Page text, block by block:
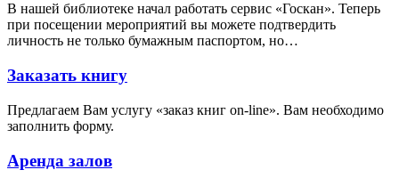
В нашей библиотеке начал работать сервис «Госкан». Теперь
при посещении мероприятий вы можете подтвердить
личность не только бумажным паспортом, но…
Заказать книгу
Предлагаем Вам услугу «заказ книг on-line». Вам необходимо
заполнить форму.
Аренда залов